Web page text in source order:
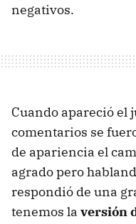
negativos.
Cuando apareció el
comentarios se
de apariencia el
agrado pero
respondió de una
tenemos la versión